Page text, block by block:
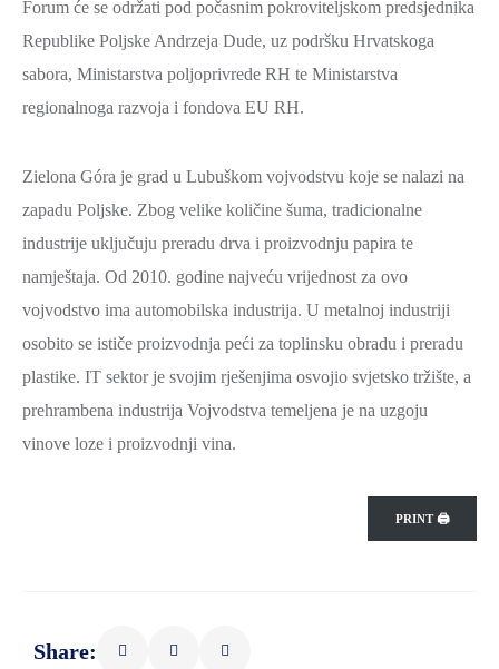
Forum će se održati pod počasnim pokroviteljskom predsjednika
Republike Poljske Andrzeja Dude, uz podršku Hrvatskoga
sabora, Ministarstva poljoprivrede RH te Ministarstva
regionalnoga razvoja i fondova EU RH.
Zielona Góra je grad u Lubuškom vojvodstvu koje se nalazi na
zapadu Poljske. Zbog velike količine šuma, tradicionalne
industrije uključuju preradu drva i proizvodnju papira te
namještaja. Od 2010. godine najveću vrijednost za ovo
vojvodstvo ima automobilska industrija. U metalnoj industriji
osobito se ističe proizvodnja peći za toplinsku obradu i preradu
plastike. IT sektor je svojim rješenjima osvojio svjetsko tržište, a
prehrambena industrija Vojvodstva temeljena je na uzgoju
vinove loze i proizvodnji vina.
PRINT 🖨
Share: